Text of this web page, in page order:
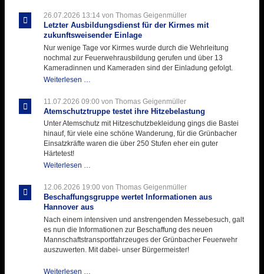
26.07.2026 13:14von Thomas Geigenmüller
Letzter Ausbildungsdienst für der Kirmes mit
zukunftsweisender Einlage
Nur wenige Tage vor Kirmes wurde durch die Wehrleitung
nochmal zur Feuerwehrausbildung gerufen und über 13
Kameradinnen und Kameraden sind der Einladung gefolgt.
Weiterlesen …
für
der
Kirmes
mit
zukunftsweisender
11.07.2026 09:00 von Thomas Geigenmüller
Atemschutztruppe testet ihre Hitzebelastung
Unter Atemschutz mit Hitzeschutzbekleidung gings die Bastei
hinauf, für viele eine schöne Wanderung, für die Grünbacher
Einsatzkräfte waren die über 250 Stufen eher ein guter
Härtetest!
Weiterlesen …
ihre
Hitzebelastung
12.06.2026 19:00 von Thomas Geigenmüller
Beschaffungsgruppe wertet Informationen aus
Hannover aus
Nach einem intensiven und anstrengenden Messebesuch, galt
es nun die Informationen zur Beschaffung des neuen
Mannschaftstransportfahrzeuges der Grünbacher Feuerwehr
auszuwerten. Mit dabei- unser Bürgermeister!
Weiterlesen …